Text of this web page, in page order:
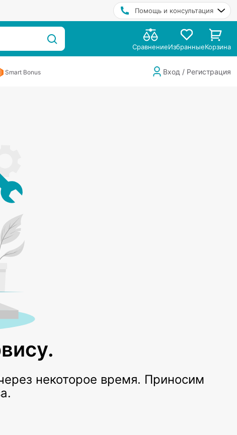
Помощь и консультация
СравнениеИзбранныеКорзина
Smart Bonus Вход / Регистрация
некоторое время. Приносим